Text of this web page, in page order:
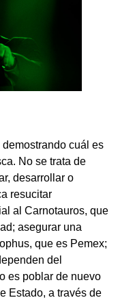
cuál es
No se trata de
desarrollar o
resucitar
al Carnotauros, que
asegurar una
que es Pemex;
del
es poblar de nuevo
Estado, a través de